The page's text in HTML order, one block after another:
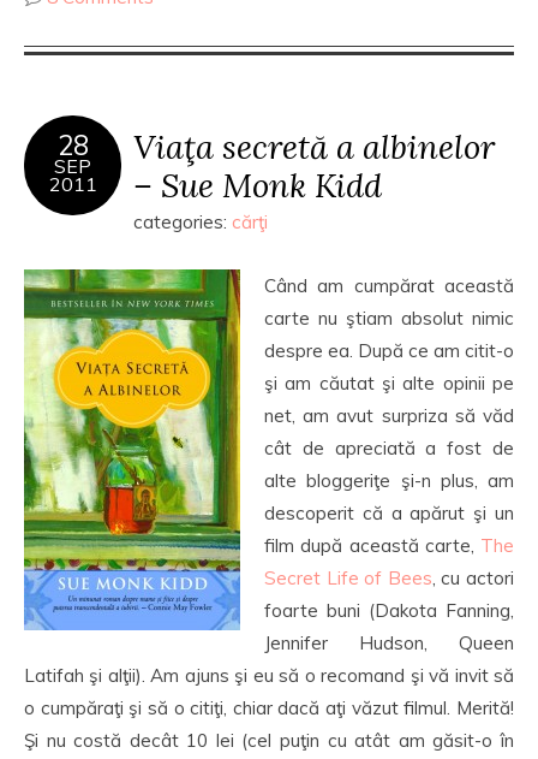
28
SEP
2011
Viaţa secretă a albinelor
– Sue Monk Kidd
categories: cărţi
Când am cumpărat această
carte nu ştiam absolut nimic
despre ea. După ce am citit-o
şi am căutat şi alte opinii pe
net, am avut surpriza să văd
cât de apreciată a fost de
alte bloggeriţe şi-n plus, am
descoperit că a apărut şi un
film după această carte, The
Secret Life of Bees , cu actori
foarte buni (Dakota Fanning,
Jennifer Hudson, Queen
Latifah şi alţii). Am ajuns şi eu să o recomand şi vă invit să
o cumpăraţi şi să o citiţi, chiar dacă aţi văzut filmul. Merită!
Şi nu costă decât 10 lei (cel puţin cu atât am găsit-o în